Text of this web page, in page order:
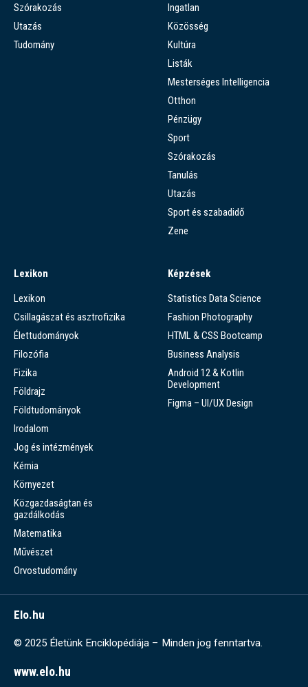
Szórakozás
Utazás
Tudomány
Ingatlan
Közösség
Kultúra
Listák
Mesterséges Intelligencia
Otthon
Pénzügy
Sport
Szórakozás
Tanulás
Utazás
Sport és szabadidő
Zene
Lexikon
Lexikon
Csillagászat és asztrofizika
Élettudományok
Filozófia
Fizika
Földrajz
Földtudományok
Irodalom
Jog és intézmények
Kémia
Környezet
Közgazdaságtan és
gazdálkodás
Matematika
Művészet
Orvostudomány
Képzések
Statistics Data Science
Fashion Photography
HTML & CSS Bootcamp
Business Analysis
Android 12 & Kotlin
Development
Figma – UI/UX Design
Elo.hu
© 2025 Életünk Enciklopédiája – Minden jog fenntartva.
www.elo.hu